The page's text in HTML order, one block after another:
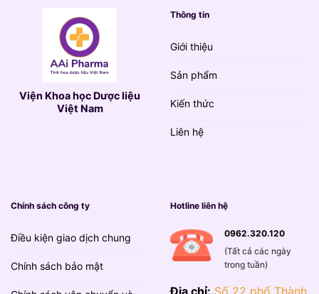
Viện Khoa học Dược liệu
Việt Nam
Thông tin
Giới thiệu
Sản phẩm
Kiến thức
Liên hệ
Chính sách công ty
Điều kiện giao dịch chung
Chính sách bảo mật
Hotline liên hệ
0962.320.120
(Tất cả các ngày
trong tuần)